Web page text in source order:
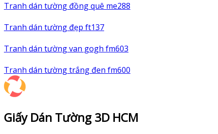
Tranh dán tường đồng quê me288
Tranh dán tường đẹp ft137
Tranh dán tường van gogh fm603
Tranh dán tường trắng đen fm600
Giấy Dán Tường 3D HCM